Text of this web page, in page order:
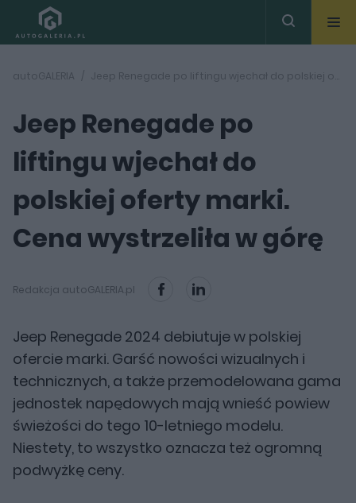
autoGALERIA Jeep Renegade po liftingu wjechał do polskiej oferty marki. Cena wystrzeliła w górę
Jeep Renegade po
liftingu wjechał do
polskiej oferty marki.
Cena wystrzeliła w górę
Redakcja autoGALERIA.pl
Jeep Renegade 2024 debiutuje w polskiej
ofercie marki. Garść nowości wizualnych i
technicznych, a także przemodelowana gama
jednostek napędowych mają wnieść powiew
świeżości do tego 10-letniego modelu.
Niestety, to wszystko oznacza też ogromną
podwyżkę ceny.